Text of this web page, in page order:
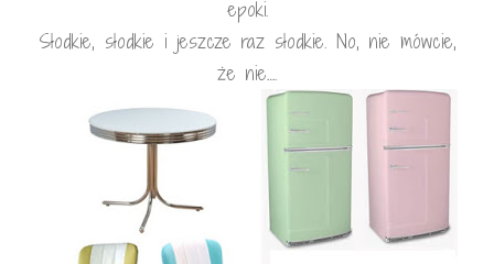
epoki.
Słodkie, słodkie i jeszcze raz słodkie. No, nie mówcie,
że nie….